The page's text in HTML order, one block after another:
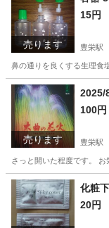
売ります
15円
豊栄駅
鼻の通りを良くする生理食
新潟 新潟市
売ります
100円
豊栄駅
さっと開いた程度です。
新潟 新潟市 豊栄
化粧
20円